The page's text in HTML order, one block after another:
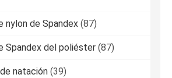
nylon de Spandex (87)
Spandex del poliéster (87)
natación (39)